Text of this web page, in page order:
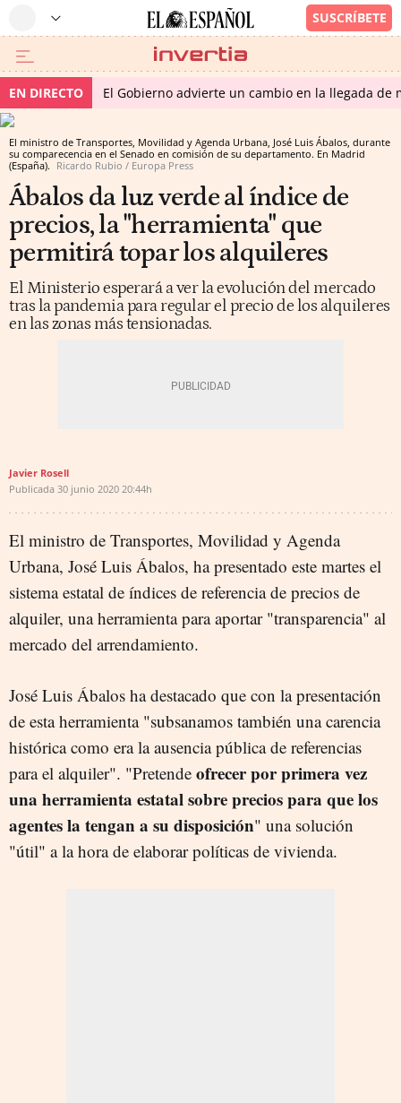
EN DIRECTO El Gobierno advierte un cambio en la llegada
El ministro de Transportes, Movilidad y Agenda Urbana, José Luis Ábalos, durante
su comparecencia en el Senado en comisión de su departamento. En Madrid
(España). Ricardo Rubio / Europa Press
Ábalos da luz verde al índice de
precios, la "herramienta" que
permitirá topar los alquileres
El Ministerio esperará a ver la evolución del mercado
tras la pandemia para regular el precio de los alquileres
en las zonas más tensionadas.
Javier Rosell
Publicada 30 junio 2020 20:44h
El ministro de Transportes, Movilidad y Agenda
Urbana, José Luis Ábalos, ha presentado este martes el
sistema estatal de índices de referencia de precios de
alquiler, una herramienta para aportar "transparencia" al
mercado del arrendamiento.
José Luis Ábalos ha destacado que con la presentación
de esta herramienta "subsanamos también una carencia
histórica como era la ausencia pública de referencias
para el alquiler". "Pretende ofrecer por primera vez
una herramienta estatal sobre precios para que los
agentes la tengan a su disposición" una solución
"útil" a la hora de elaborar políticas de vivienda.